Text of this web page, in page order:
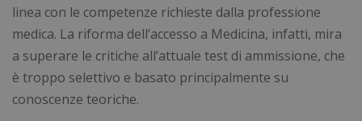
linea con le competenze richieste dalla professione
medica. La riforma dell’accesso a Medicina, infatti, mira
a superare le critiche all’attuale test di ammissione, che
è troppo selettivo e basato principalmente su
conoscenze teoriche.